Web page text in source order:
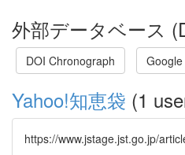
外部データベース
DOI Chronograph
Yahoo!知恵袋 (1
https://www.jstage.jst.go.jp/